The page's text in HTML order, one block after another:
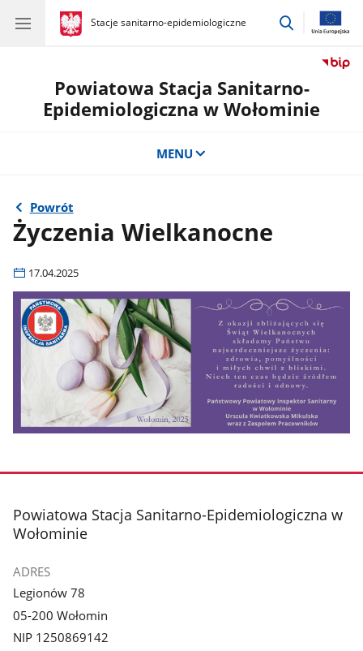
gov.pl
Stacje sanitarno-epidemiologiczne
gov.pl
Stacje
przejdź
Powiatowa Stacja Sanitarno-
Epidemiologiczna w Wołominie
MENU
Powrót
Życzenia Wielkanocne
17.04.2025
stopka
Powiatowa Stacja Sanitarno-Epidemiologiczna w
Wołominie
ADRES
Legionów 78
05-200 Wołomin
NIP 1250869142